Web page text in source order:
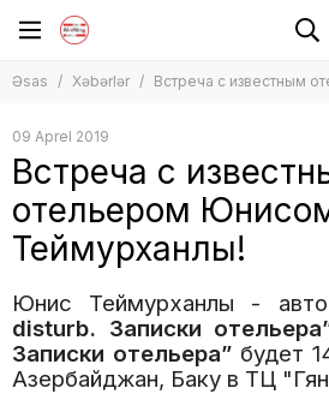
Əsas Xəbərlər Встреча с известным
09 Aprel 2019
Встреча с
отельером
Теймурханлы!
Юнис Теймурханлы -
disturb. Записки
Записки отельера” будет
Азербайджан, Баку в ТЦ